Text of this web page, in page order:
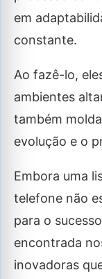
em
constante.
Ao fazê-lo,
ambientes
também
evolução e o
Embora uma
telefone não
para o
encontrada
inovadoras